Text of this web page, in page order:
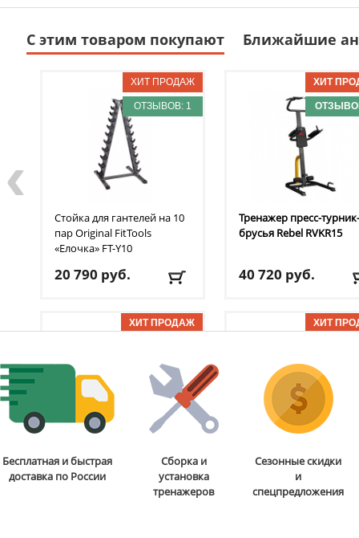
С этим товаром покупают Ближайшие
ОТЗЫВОВ: 1
Стойка для гантелей на 10
пар Original FitTools
«Елочка»‎ FT-Y10
20 790 руб.
БЕСПЛАТНО,
2-3 дня
Тренажер пресс-турник-
брусья Rebel RVKR15
40 720 руб.
2-3 дня
Диск черный с двумя
хватами Original FitTools
Пресс-скамья RebelA26
‹
Бесплатная и быстрая
доставка по России
Сборка и
установка
тренажеров
Сезонные скидки
и
спецпредложения